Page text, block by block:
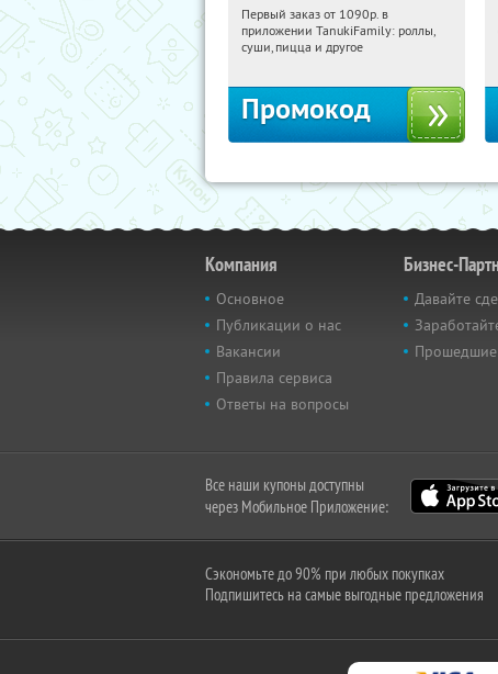
21:36:10 Получили:
Россия
Первый заказ от 1090р. в
приложении TanukiFamily: роллы,
суши, пицца и другое
Промокод
Компания
Основное
Публикации о нас
Вакансии
Правила сервиса
Ответы на вопросы
Бизнес-
Давайте
Все наши купоны доступны
через Мобильное Приложение:
Сэкономьте до 90% при любых покупках
Подпишитесь на самые выгодные предложения